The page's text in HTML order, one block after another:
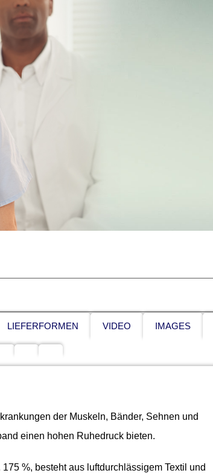
LIEFERFORMEN VIDEO IMAGES
der Muskeln, Bänder, Sehnen und
einen hohen Ruhedruck bieten.
%, besteht aus luftdurchlässigem Textil und